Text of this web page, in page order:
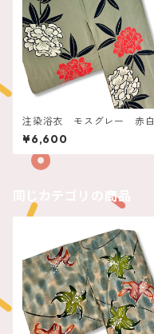
注染浴衣 モスグレー 赤白
の石楠花
¥6,600
同じカテゴリの商品